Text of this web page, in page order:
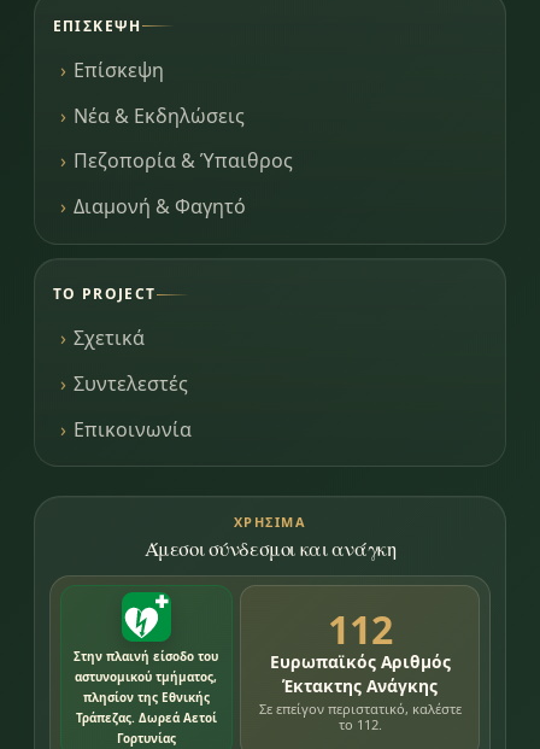
ΕΠΊΣΚΕΨΗ
Επίσκεψη
Νέα & Εκδηλώσεις
Πεζοπορία & Ύπαιθρος
Διαμονή & Φαγητό
ΤΟ PROJECT
Σχετικά
Συντελεστές
Επικοινωνία
ΧΡΉΣΙΜΑ
Άμεσοι σύνδεσμοι και ανάγκη
Στην πλαινή είσοδο του
αστυνομικού τμήματος,
πλησίον της Εθνικής
Τράπεζας. Δωρεά Αετοί
Γορτυνίας
112
Ευρωπαϊκός Αριθμός
Έκτακτης Ανάγκης
Σε επείγον περιστατικό, καλέστε
το 112.